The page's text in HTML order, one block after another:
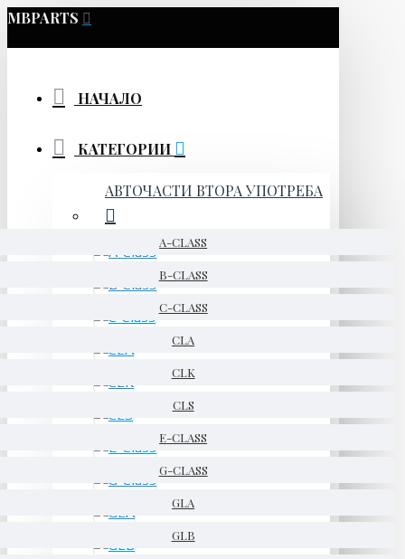
MBPARTS
НАЧАЛО
КАТЕГОРИИ
АВТОЧАСТИ ВТОРА УПОТРЕБА
A-CLASS
B-CLASS
C-CLASS
CLA
CLK
CLS
E-CLASS
G-CLASS
GLA
GLB